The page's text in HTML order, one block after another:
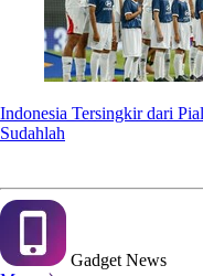
Indonesia Tersingkir dari
Sudahlah
Gadget News